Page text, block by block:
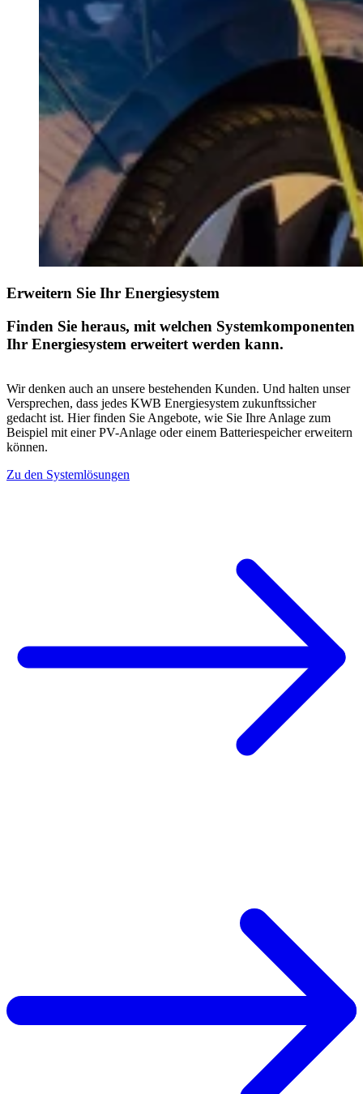
Erweitern Sie Ihr Energiesystem
Finden Sie heraus, mit welchen Systemkomponenten
Ihr Energiesystem erweitert werden kann.
Wir denken auch an unsere bestehenden Kunden. Und halten unser
Versprechen, dass jedes KWB Energiesystem zukunftssicher
gedacht ist. Hier finden Sie Angebote, wie Sie Ihre Anlage zum
Beispiel mit einer PV-Anlage oder einem Batteriespeicher erweitern
können.
Zu den Systemlösungen